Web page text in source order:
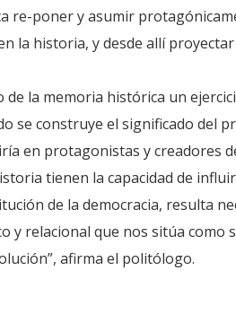
re-poner y asumir
la historia, y desde allí proyectar
la memoria histórica un
se construye el significado del
en protagonistas y creadores
tienen la capacidad de
de la democracia, resulta
y relacional que nos sitúa como
afirma el politólogo.